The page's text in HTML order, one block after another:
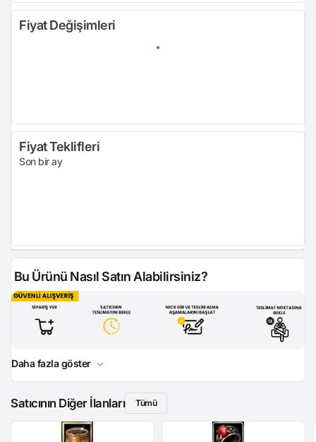
Fiyat Değişimleri
Fiyat Teklifleri
Son bir ay
Bu Ürünü Nasıl Satın Alabilirsiniz?
Daha fazla göster
Satıcının Diğer İlanları Tümü